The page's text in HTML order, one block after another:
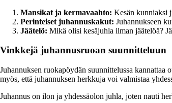
Mansikat ja kermavaahto: Kesän kunniaksi
Perinteiset juhannuskakut: Juhannukseen
Jäätelö: Mikä olisi kesäjuhla ilman jäätelöä?
Vinkkejä juhannusruoan suunnitteluun
Juhannuksen ruokapöydän suunnittelussa
myös, että juhannuksen herkkuja voi valmistaa
Juhannus on ilon ja yhdessäolon juhla, joten nauti